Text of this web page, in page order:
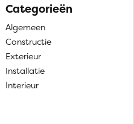
Categorieën
Algemeen
Constructie
Exterieur
Installatie
Interieur